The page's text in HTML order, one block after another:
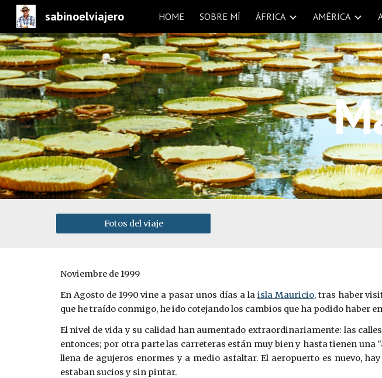
Skip to main content
sabinoelviajero HOME SOBRE MÍ ÁFRICA AMÉRICA
Fotos del viaje
Noviembre de 1999
En Agosto de 1990 vine a pasar unos días a la isla Mauricio, tras haber
que he traído conmigo, he ido cotejando los cambios que ha podido haber
El nivel de vida y su calidad han aumentado extraordinariamente: las
entonces; por otra parte las carreteras están muy bien y hasta tienen
llena de agujeros enormes y a medio asfaltar. El aeropuerto es nuevo,
estaban sucios y sin pintar.